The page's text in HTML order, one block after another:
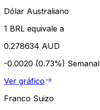
Dólar Australiano
1 BRL equivale a
0.278634 AUD
-0.0020 (0.73%) Semanal
Ver gráfico
Franco Suizo